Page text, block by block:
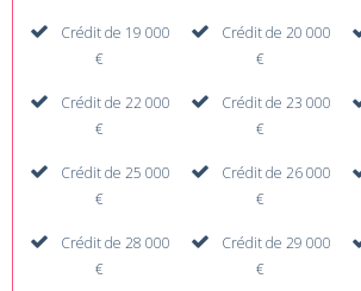
Crédit de 19 000
€
Crédit de 20 000
€
Crédit de 22 000
€
Crédit de 23 000
€
Crédit de 25 000
€
Crédit de 26 000
€
Crédit de 28 000
€
Crédit de 29 000
€